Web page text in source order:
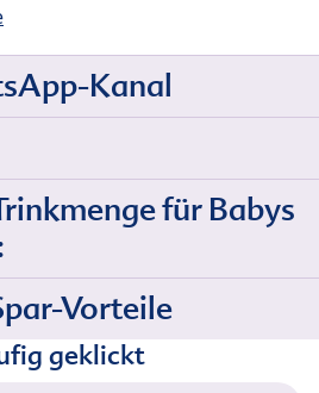
Kanal
für Babys
Vorteile
geklickt